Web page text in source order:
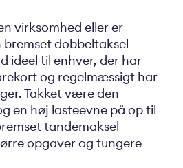
virksomhed eller er
dobbeltaksel
ideel til enhver, der har
og regelmæssigt har
Takket være den
en høj lasteevne på op til
tandemaksel
opgaver og tungere